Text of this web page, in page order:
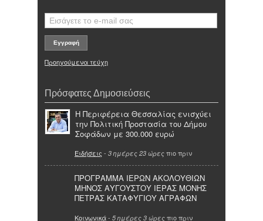
Προηγούμενα τεύχη
Πρόσφατες Δημοσιεύσεις
Η Περιφέρεια Θεσσαλίας ενισχύει
την Πολιτική Προστασία του Δήμου
Σοφάδων με 300.000 ευρώ
Ειδήσεις - 3 ημέρες 23 ώρες πιο πριν
ΠΡΟΓΡΑΜΜΑ ΙΕΡΩΝ ΑΚΟΛΟΥΘΙΩΝ
ΜΗΝΟΣ ΑΥΓΟΥΣΤΟΥ ΙΕΡΑΣ ΜΟΝΗΣ
ΠΕΤΡΑΣ ΚΑΤΑΦΥΓΙΟΥ ΑΓΡΑΦΩΝ
Κοινωνικά- 5 ημέρες 3 ώρες πιο πριν